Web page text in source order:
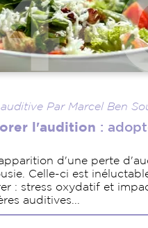
Par Marcel Ben
l'audition :
d'une perte
Celle-ci est
: stress oxydatif et
auditives...